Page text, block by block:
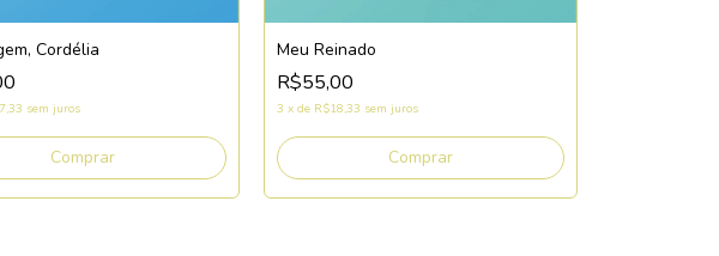
Cordélia
sem juros
Meu Reinado
R$55,00
3 x de R$18,33 sem juros